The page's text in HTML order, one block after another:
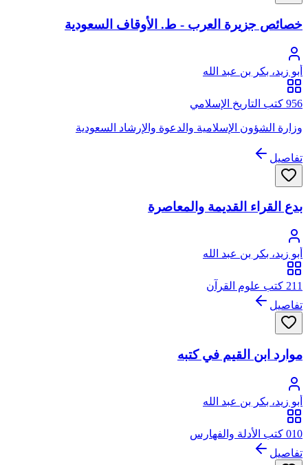
خصائص جزيرة العرب - ط. الأوقاف السعودية
أبو زيد، بكر بن عبد الله
956 كتب التاريخ الإسلامي
وزارة الشؤون الإسلامية والدعوة والإرشاد السعودية
تفاصيل
بدع القراء القديمة والمعاصرة
أبو زيد، بكر بن عبد الله
211 كتب علوم القرآن
تفاصيل
موارد ابن القيم في كتبه
أبو زيد، بكر بن عبد الله
010 كتب الأدلة والفهارس
تفاصيل